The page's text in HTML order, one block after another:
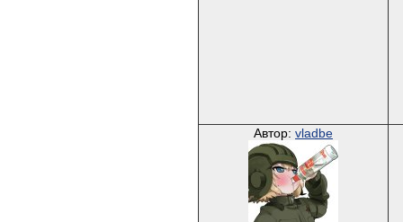
Автор: vladbe